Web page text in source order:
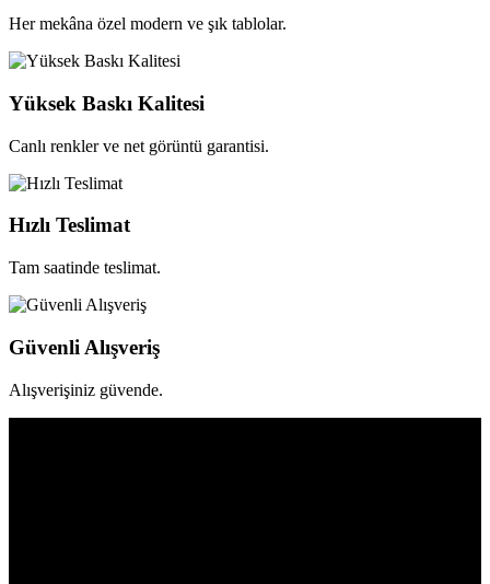
Her mekâna özel modern ve şık tablolar.
Yüksek Baskı Kalitesi
Canlı renkler ve net görüntü garantisi.
Hızlı Teslimat
Tam saatinde teslimat.
Güvenli Alışveriş
Alışverişiniz güvende.